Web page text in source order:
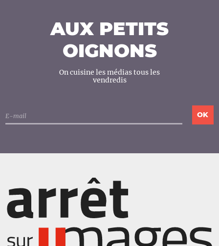
AUX PETITS
OIGNONS
On cuisine les médias tous les
vendredis